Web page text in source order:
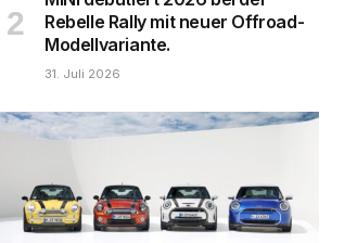
Rebelle Rally mit neuer Offroad-
Modellvariante.
31. Juli 2026